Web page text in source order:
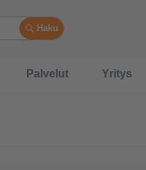
Haku
Palvelut Yritys